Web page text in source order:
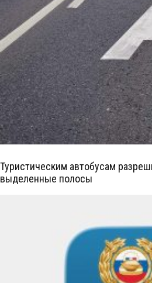
Туристическим автобусам
выделенные полосы